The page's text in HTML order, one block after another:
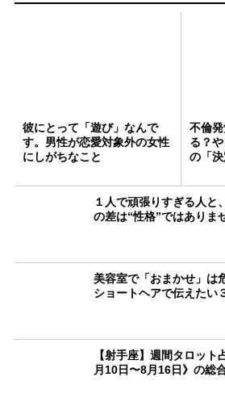
彼にとって「遊び」なんで
す。男性が恋愛対象外の女性
にしがちなこと
不倫
る？
の「決
１人で頑張りすぎる人と
の差は“性格”ではありま
美容室で「おまかせ」は
ショートヘアで伝えたい
【射手座】週間タロッ
月10日〜8月16日》の総